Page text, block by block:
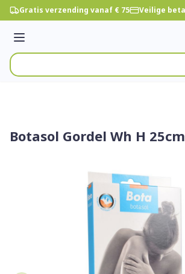
Ga naar de inhoud
Gratis verzending vanaf € 75 Veilige
Menu
Product, merk, categorie...
Botasol Gordel Wh H